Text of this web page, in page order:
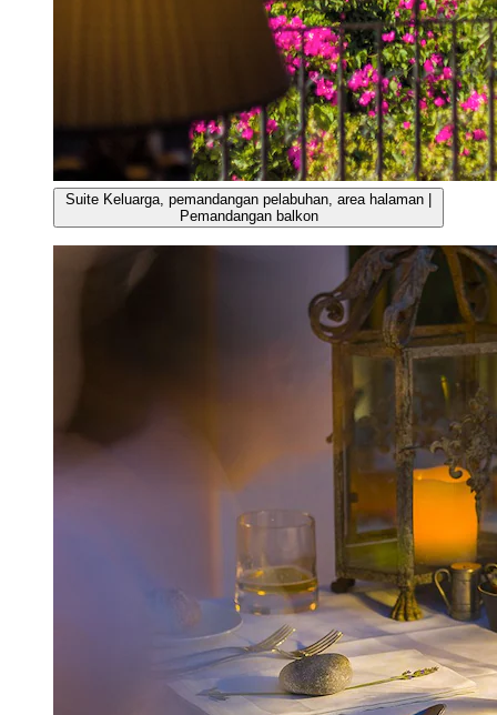
Suite Keluarga, pemandangan pelabuhan, area halaman |
Pemandangan balkon